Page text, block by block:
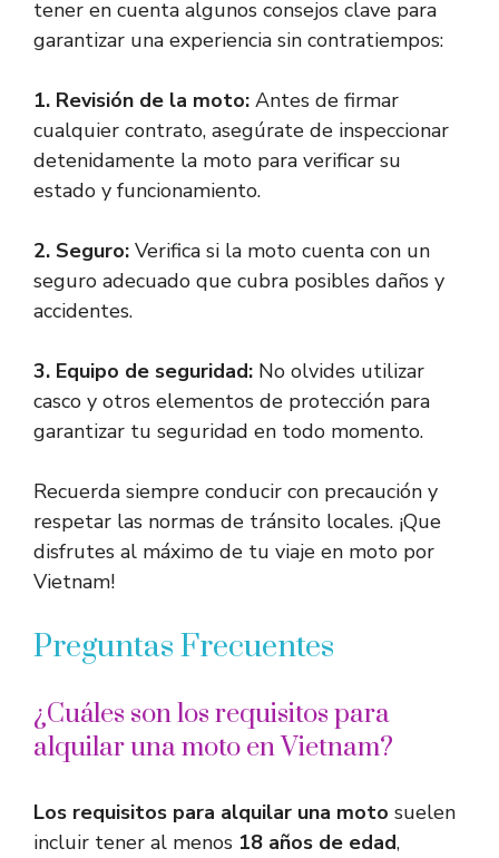
tener en cuenta algunos consejos clave para
garantizar una experiencia sin contratiempos:
1. Revisión de la moto: Antes de firmar
cualquier contrato, asegúrate de inspeccionar
detenidamente la moto para verificar su
estado y funcionamiento.
2. Seguro: Verifica si la moto cuenta con un
seguro adecuado que cubra posibles daños y
accidentes.
3. Equipo de seguridad: No olvides utilizar
casco y otros elementos de protección para
garantizar tu seguridad en todo momento.
Recuerda siempre conducir con precaución y
respetar las normas de tránsito locales. ¡Que
disfrutes al máximo de tu viaje en moto por
Vietnam!
Preguntas Frecuentes
¿Cuáles son los requisitos para
alquilar una moto en Vietnam?
Los requisitos para alquilar una moto suelen
incluir tener al menos 18 años de edad,